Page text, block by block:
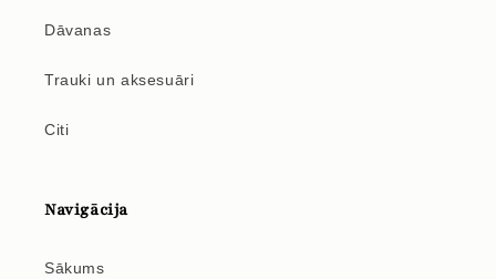
Dāvanas
Trauki un aksesuāri
Citi
Navigācija
Sākums